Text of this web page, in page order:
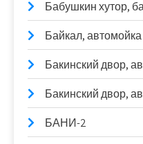
Бабушкин хутор,
Байкал, автомойка
Бакинский двор,
Бакинский двор,
БАНИ-2